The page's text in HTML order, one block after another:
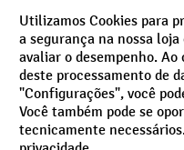
225 kg
105 mm
125 mm